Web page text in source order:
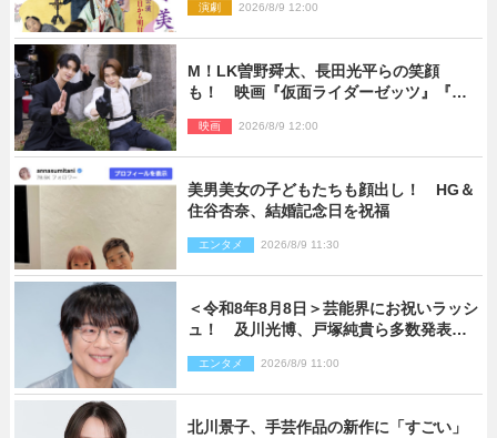
演劇 2026/8/9 12:00
M！LK曽野舜太、長田光平らの笑顔
も！ 映画『仮面ライダーゼッツ』『超
ショット到着
映画 2026/8/9 12:00
美男美女の子どもたちも顔出し！ HG＆
住谷杏奈、結婚記念日を祝福
エンタメ 2026/8/9 11:30
＜令和8年8月8日＞芸能界にお祝いラッシ
ュ！ 及川光博、戸塚純貴ら多数発表結
エンタメ 2026/8/9 11:00
北川景子、手芸作品の新作に「すごい」